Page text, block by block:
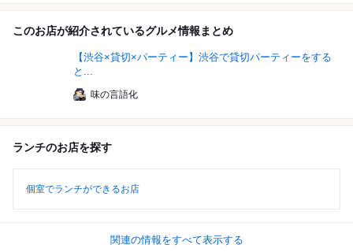
このお店が紹介されているグルメ情報まとめ
【渋谷×貸切×パーティー】渋谷で貸切パーティーをする
と...
味の言語化
ランチのお店を探す
個室でランチができるお店
関連の情報をすべて表示する